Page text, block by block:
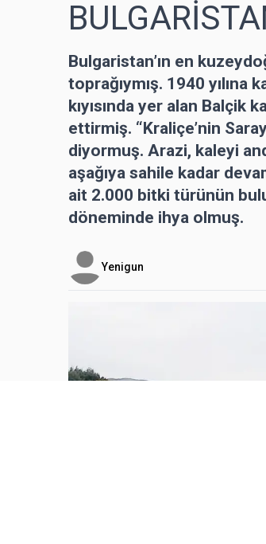
Bulgaristan’ın en
toprağıymış. 1940 yılına
kıyısında yer alan Balçik
ettirmiş. “Kraliçe’nin
diyormuş. Arazi, kaleyi
aşağıya sahile kadar
ait 2.000 bitki türünün
döneminde ihya olmuş.
Yenigun